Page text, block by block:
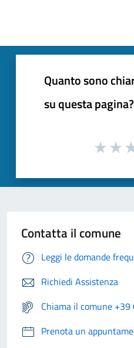
Quanto sono
su questa pagina?
Contatta il comune
Leggi le domande
Richiedi Assistenza
Chiama il comune
Prenota un